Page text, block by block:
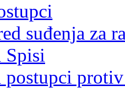
suđenja za
Spisi
postupci